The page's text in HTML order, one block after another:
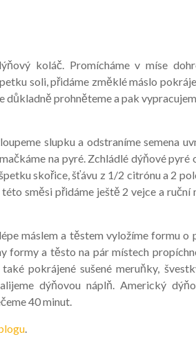
koláč. Promícháme v míse
soli, přidáme změklé máslo
důkladně prohněteme a pak
slupku a odstraníme semena
na pyré. Zchládlé dýňové pyré
skořice, šťávu z 1/2 citrónu a 2
směsi přidáme ještě 2 vejce a ruční
máslem a těstem vyložíme formu o
formy a těsto na pár místech
pokrájené sušené meruňky,
dýňovou náplň. Americký
40 minut.
.